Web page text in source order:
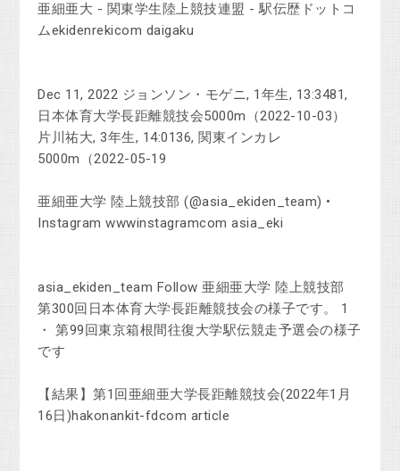
亜細亜大 - 関東学生陸上競技連盟 - 駅伝歴ドットコ
ムekidenrekicom daigaku
Dec 11, 2022 ジョンソン・モゲニ, 1年生, 13:3481,
日本体育大学長距離競技会5000m（2022-10-03）
片川祐大, 3年生, 14:0136, 関東インカレ
5000m（2022-05-19
亜細亜大学 陸上競技部 (@asia_ekiden_team) •
Instagram wwwinstagramcom asia_eki
asia_ekiden_team Follow 亜細亜大学 陸上競技部
第300回日本体育大学長距離競技会の様子です。 1
・ 第99回東京箱根間往復大学駅伝競走予選会の様子
です
【結果】第1回亜細亜大学長距離競技会(2022年1月
16日)hakonankit-fdcom article